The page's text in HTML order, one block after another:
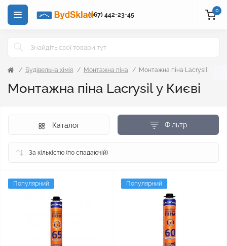
(067) 442-23-45
0
Будівельна хімія Монтажна піна Монтажна піна Lacrysil
Монтажна піна Lacrysil у Києві
Фільтр
Каталог
Популярний Популярний